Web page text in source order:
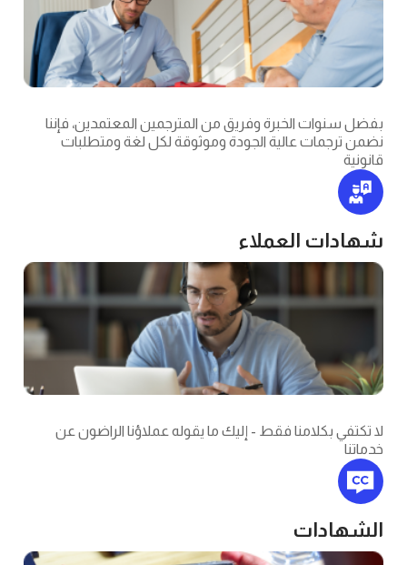
الخبرة وفريق من المترجمين المعتمدين، فإننا
عالية الجودة وموثوقة لكل لغة ومتطلبات
العملاء
فقط - إليك ما يقوله عملاؤنا الراضون عن